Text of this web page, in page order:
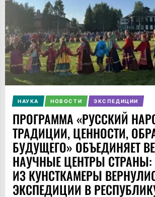
НАУКА НОВОСТИ ЭКСПЕДИЦИИ
ПРОГРАММА «РУССКИЙ
ТРАДИЦИИ, ЦЕННОСТИ,
БУДУЩЕГО» ОБЪЕДИНЯЕТ
НАУЧНЫЕ ЦЕНТРЫ СТРАНЫ:
ИЗ КУНСТКАМЕРЫ
ЭКСПЕДИЦИИ В